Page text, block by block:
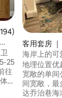
4.93 分（满分 5
25
往
客用套房
海岸上的可
地理位置优
宽敞的单间
间宽敞，最多可
达乔治巷海